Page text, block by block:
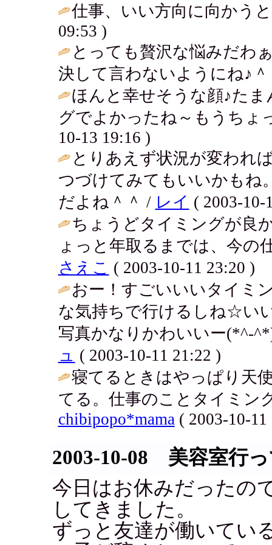
仕事、いい方向に向かう
09:53 )
とっても贅沢な悩みだわ
決して言わないようにね♪
ほんと幸せそうな顔♪た
グでよかったね～もうちょ
10-13 19:16 )
とりあえず状況が変われ
つづけてみてもいいかも
だよね＾＾ / レイ ( 2003-10-
ちょうどタイミングが良
ょっと年取るまでは、今の
さえこ ( 2003-10-11 23:20 )
おー！すごいいいタイミ
な気持ちで行けるしね☆い
写真かなりかわいいー(*^-
ュ ( 2003-10-11 21:22 )
寝てるときはやっぱり天
てる。仕事のことタイミ
chibipopo*mama ( 2003-10-11
2003-10-08 美容室行
今日はお休みだったの
してきました。
ずっと友達が働いてい